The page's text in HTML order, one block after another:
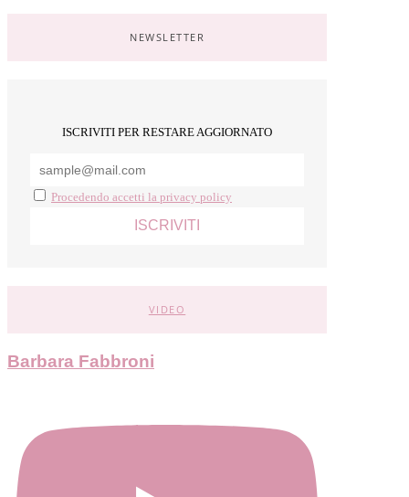
NEWSLETTER
ISCRIVITI PER RESTARE AGGIORNATO
Procedendo accetti la privacy policy
VIDEO
Barbara Fabbroni